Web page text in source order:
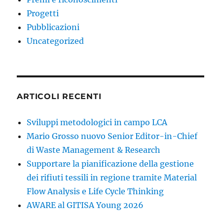
Progetti
Pubblicazioni
Uncategorized
ARTICOLI RECENTI
Sviluppi metodologici in campo LCA
Mario Grosso nuovo Senior Editor-in-Chief
di Waste Management & Research
Supportare la pianificazione della gestione
dei rifiuti tessili in regione tramite Material
Flow Analysis e Life Cycle Thinking
AWARE al GITISA Young 2026